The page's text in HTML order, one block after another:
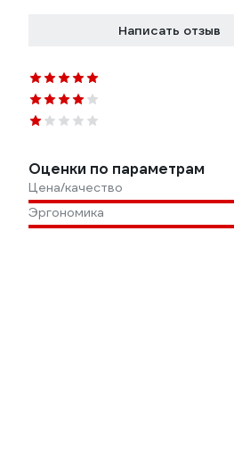
Написать отзыв
Оценки по параметрам
Цена/качество
Эргономика